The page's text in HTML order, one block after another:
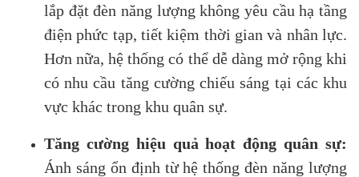
lắp đặt đèn năng lượng không yêu cầu hạ tầng
điện phức tạp, tiết kiệm thời gian và nhân lực.
Hơn nữa, hệ thống có thể dễ dàng mở rộng khi
có nhu cầu tăng cường chiếu sáng tại các khu
vực khác trong khu quân sự.
Tăng cường hiệu quả hoạt động quân sự:
Ánh sáng ổn định từ hệ thống đèn năng lượng